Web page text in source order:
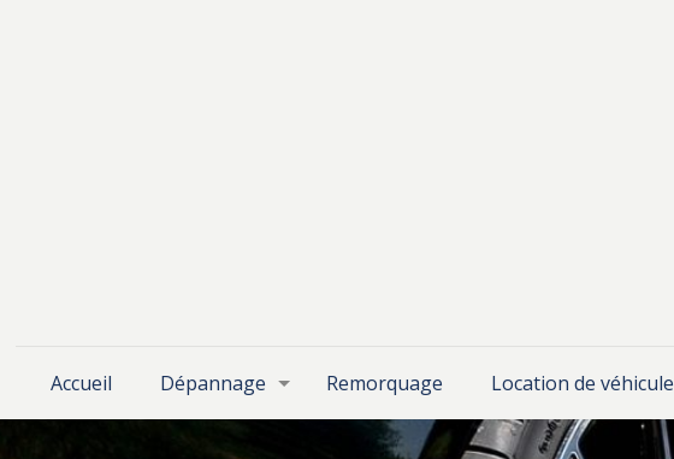
Accueil Dépannage Remorquage Location de véhicule